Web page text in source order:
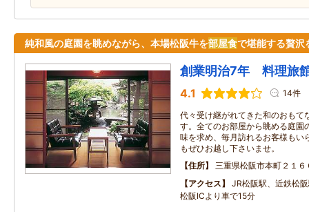
純和風の庭園を眺めながら、本場松阪牛を部屋食で堪能する贅沢
創業明治7年 料理旅
4.1 14件
代々受け継がれてきた和のおもて
す。全てのお部屋から眺める庭園
味を求め、毎月訪れるお客様もい
もぜひお越し下さいませ。
住所
三重県松阪市本町２１６
アクセス
JR松阪駅、近鉄松
松阪ICより車で15分